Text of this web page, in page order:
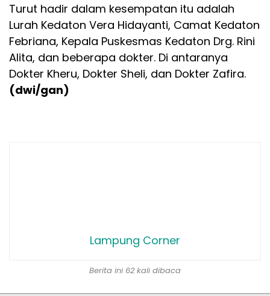
Turut hadir dalam kesempatan itu adalah
Lurah Kedaton Vera Hidayanti, Camat Kedaton
Febriana, Kepala Puskesmas Kedaton Drg. Rini
Alita, dan beberapa dokter. Di antaranya
Dokter Kheru, Dokter Sheli, dan Dokter Zafira.
(dwi/gan)
Lampung Corner
Berita ini 62 kali dibaca